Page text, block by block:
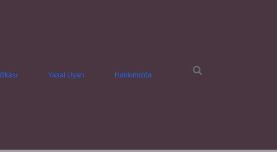
Yasal Uyarı Hakkımızda